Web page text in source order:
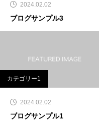
2024.02.02
ブログサンプル3
カテゴリー1
2024.02.02
ブログサンプル1